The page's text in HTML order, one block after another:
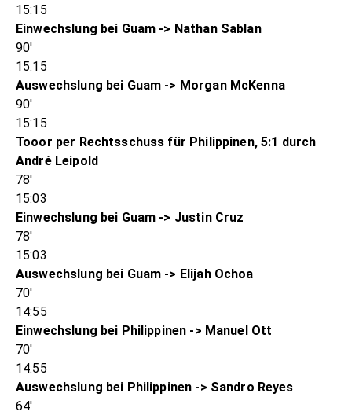
15:15
Einwechslung bei Guam -> Nathan Sablan
90'
15:15
Auswechslung bei Guam -> Morgan McKenna
90'
15:15
Tooor per Rechtsschuss für Philippinen, 5:1 durch
André Leipold
78'
15:03
Einwechslung bei Guam -> Justin Cruz
78'
15:03
Auswechslung bei Guam -> Elijah Ochoa
70'
14:55
Einwechslung bei Philippinen -> Manuel Ott
70'
14:55
Auswechslung bei Philippinen -> Sandro Reyes
64'